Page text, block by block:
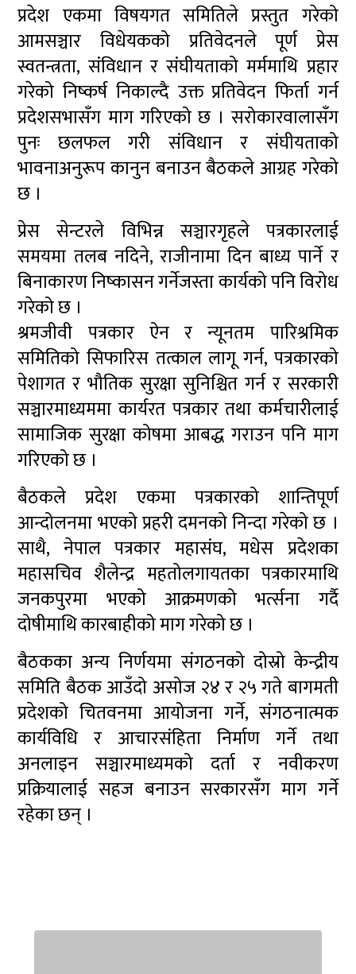
प्रदेश एकमा विषयगत समितिले प्रस्तुत गरेको
आमसञ्चार विधेयकको प्रतिवेदनले पूर्ण प्रेस
स्वतन्त्रता, संविधान र संघीयताको मर्ममाथि प्रहार
गरेको निष्कर्ष निकाल्दै उक्त प्रतिवेदन फिर्ता गर्न
प्रदेशसभासँग माग गरिएको छ । सरोकारवालासँग
पुनः छलफल गरी संविधान र संघीयताको
भावनाअनुरूप कानुन बनाउन बैठकले आग्रह गरेको
छ ।
प्रेस सेन्टरले विभिन्न सञ्चारगृहले पत्रकारलाई
समयमा तलब नदिने, राजीनामा दिन बाध्य पार्ने र
बिनाकारण निष्कासन गर्नेजस्ता कार्यको पनि विरोध
गरेको छ ।
श्रमजीवी पत्रकार ऐन र न्यूनतम पारिश्रमिक
समितिको सिफारिस तत्काल लागू गर्न, पत्रकारको
पेशागत र भौतिक सुरक्षा सुनिश्चित गर्न र सरकारी
सञ्चारमाध्यममा कार्यरत पत्रकार तथा कर्मचारीलाई
सामाजिक सुरक्षा कोषमा आबद्ध गराउन पनि माग
गरिएको छ ।
बैठकले प्रदेश एकमा पत्रकारको शान्तिपूर्ण
आन्दोलनमा भएको प्रहरी दमनको निन्दा गरेको छ ।
साथै, नेपाल पत्रकार महासंघ, मधेस प्रदेशका
महासचिव शैलेन्द्र महतोलगायतका पत्रकारमाथि
जनकपुरमा भएको आक्रमणको भर्त्सना गर्दै
दोषीमाथि कारबाहीको माग गरेको छ ।
बैठकका अन्य निर्णयमा संगठनको दोस्रो केन्द्रीय
समिति बैठक आउँदो असोज २४ र २५ गते बागमती
प्रदेशको चितवनमा आयोजना गर्ने, संगठनात्मक
कार्यविधि र आचारसंहिता निर्माण गर्ने तथा
अनलाइन सञ्चारमाध्यमको दर्ता र नवीकरण
प्रक्रियालाई सहज बनाउन सरकारसँग माग गर्ने
रहेका छन् ।